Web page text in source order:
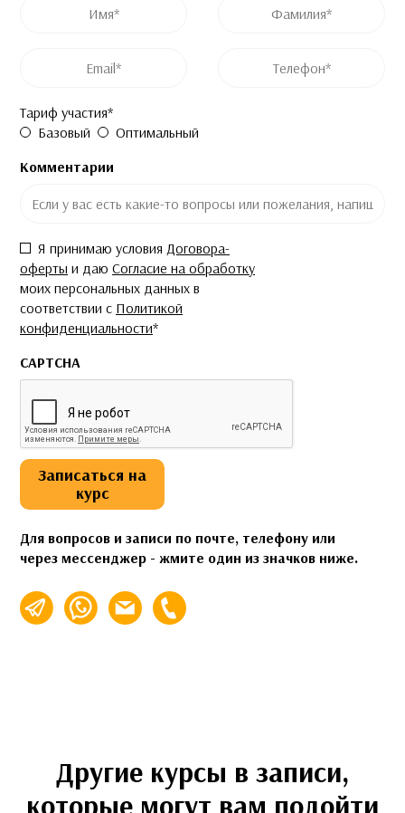
Тариф участия*
Базовый
Оптимальный
Комментарии
Согласие*
Я принимаю условия Договора-
оферты и даю Согласие на обработку
моих персональных данных в
соответствии с Политикой
конфиденциальности*
CAPTCHA
Название курса
Записаться на
курс
Для вопросов и записи по почте, телефону или
через мессенджер - жмите один из значков ниже.
info@espalabra.ru
+7 (495) 920-32-76
Другие курсы в записи,
которые могут вам подойти